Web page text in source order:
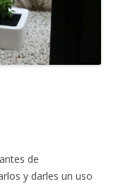
de
y darles un uso